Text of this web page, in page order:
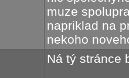
muze
napriklad na
nekoho
Ná tý stránce